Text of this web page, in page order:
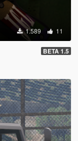
1.589 11
BETA 1.5